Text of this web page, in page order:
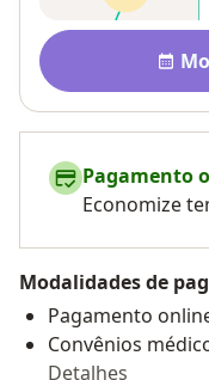
Disponibilidade
Pagamento
Economize
Modalidades de
Pagamento
Convênios
Detalhes